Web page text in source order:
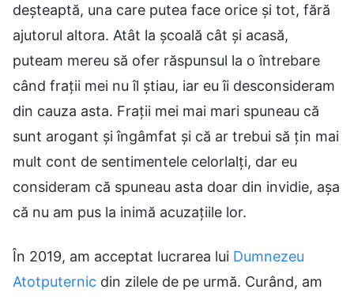
deșteaptă, una care putea face orice și tot, fără
ajutorul altora. Atât la școală cât și acasă,
puteam mereu să ofer răspunsul la o întrebare
când frații mei nu îl știau, iar eu îi desconsideram
din cauza asta. Frații mei mai mari spuneau că
sunt arogant și îngâmfat și că ar trebui să țin mai
mult cont de sentimentele celorlalți, dar eu
consideram că spuneau asta doar din invidie, așa
că nu am pus la inimă acuzațiile lor.
În 2019, am acceptat lucrarea lui Dumnezeu
Atotputernic din zilele de pe urmă. Curând, am